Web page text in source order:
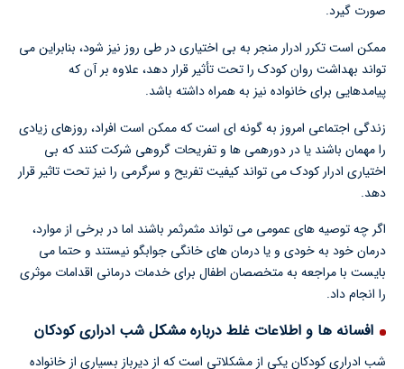
صورت گیرد.
ممکن است تکرر ادرار منجر به بی اختیاری در طی روز نیز شود، بنابراین می
تواند بهداشت روان کودک را تحت تأثیر قرار دهد، علاوه بر آن که
پیامدهایی برای خانواده نیز به همراه داشته باشد.
زندگی اجتماعی امروز به گونه ای است که ممکن است افراد، روزهای زیادی
را مهمان باشند یا در دورهمی ها و تفریحات گروهی شرکت کنند که بی
اختیاری ادرار کودک می تواند کیفیت تفریح و سرگرمی را نیز تحت تاثیر قرار
دهد.
اگر چه توصیه های عمومی می تواند مثمرثمر باشند اما در برخی از موارد،
درمان خود به خودی و یا درمان های خانگی جوابگو نیستند و حتما می
بایست با مراجعه به متخصصان اطفال برای خدمات درمانی اقدامات موثری
را انجام داد.
افسانه ها و اطلاعات غلط درباره مشکل شب ادراری کودکان
شب ادراری کودکان یکی از مشکلاتی است که از دیرباز بسیاری از خانواده